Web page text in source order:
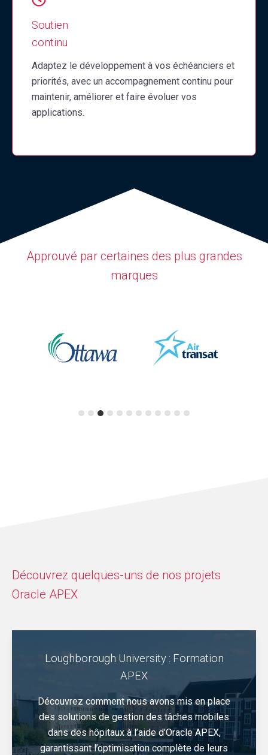
Soutien
continu
Adaptez le développement à vos échéanciers et
priorités, avec un accompagnement continu pour
maintenir, améliorer et faire évoluer vos
applications.
Approuvé par certaines des plus grandes
marques
Découvrez quelques-uns de nos projets
Oracle APEX
Loughborough University : Formation
APEX
Découvrez comment nous avons mis en place
des solutions de gestion des tâches mobiles
dans des hôpitaux à l’aide d’Oracle APEX,
garantissant l’optimisation complète de leurs